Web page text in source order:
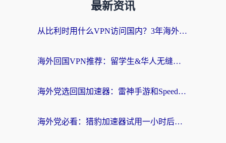
最新资讯
从比利时用什么VPN访问国内？3年海外党亲测有效的无缝回国上网指南
海外回国VPN推荐：留学生&华人无缝访问国内资源的实用指南
海外党选回国加速器：雷神手游和SpeedCN哪个好？附避坑指南
海外党必看：猎豹加速器试用一小时后，我终于找到无缝访问国内资源的正确姿势